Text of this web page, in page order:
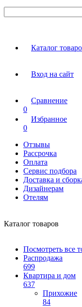
Каталог
Вход на сайт
Сравнение
0
Избранное
0
Отзывы
Рассрочка
Оплата
Сервис подбора
Доставка и
Дизайнерам
Отелям
Каталог товаров
Посмотреть все
Распродажа
699
Квартира и дом
637
Прихожие
84